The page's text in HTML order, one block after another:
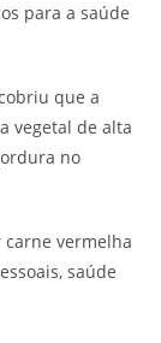
para a saúde
que a
vegetal de alta
no
vermelha
saúde